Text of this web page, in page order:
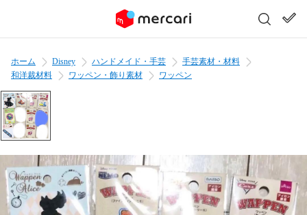
ホーム Disney ハンドメイド・手芸
手芸素材・材料
和洋裁材料
ワッペン・飾り素材 ワッペン